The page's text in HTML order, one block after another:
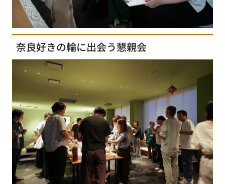
奈良好きの輪に出会う懇親会